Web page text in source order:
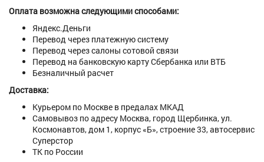
Оплата возможна следующими способами:
Яндекс.Деньги
Перевод через платежную систему
Перевод через салоны сотовой связи
Перевод на банковскую карту Сбербанка или ВТБ
Безналичный расчет
Доставка:
Курьером по Москве в предалах МКАД
Самовывоз по адресу Москва, город Щербинка, ул.
Космонавтов, дом 1, корпус «Б», строение 33, автосервис
Суперстор
ТК по России